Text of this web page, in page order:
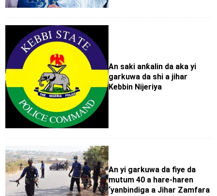
An saki anƙalin da aka yi
garkuwa da shi a jihar
Kebbin Nijeriya
An yi garkuwa da fiye da
mutum 40 a hare-haren
‘yanbindiga a Jihar Zamfara